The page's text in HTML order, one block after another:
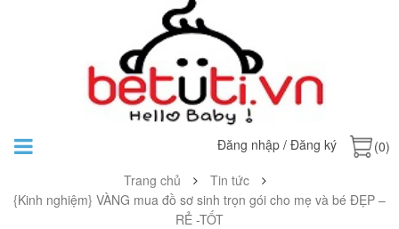
Đăng nhập / Đăng ký
(0)
Trang chủ
Tin tức
{Kinh nghiệm} VÀNG mua đồ sơ sinh trọn gói cho mẹ và bé ĐẸP –
RẺ -TỐT